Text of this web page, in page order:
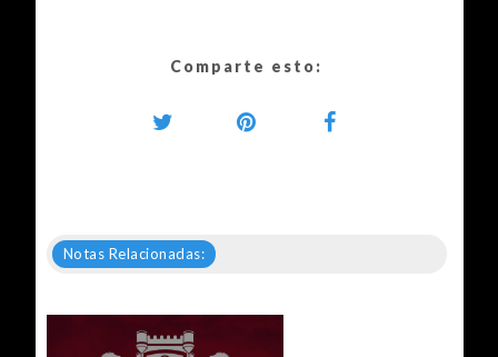
Comparte esto:
Notas Relacionadas: